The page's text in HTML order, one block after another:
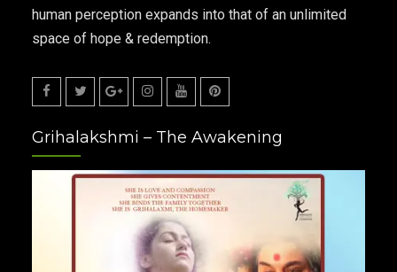
human perception expands into that of an unlimited
space of hope & redemption.
Plus
Grihalakshmi – The Awakening